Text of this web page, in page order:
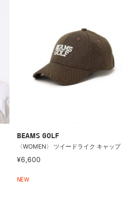
BEAMS GOLF
〈WOMEN〉 ツイードライク キャップ
¥6,600
NEW